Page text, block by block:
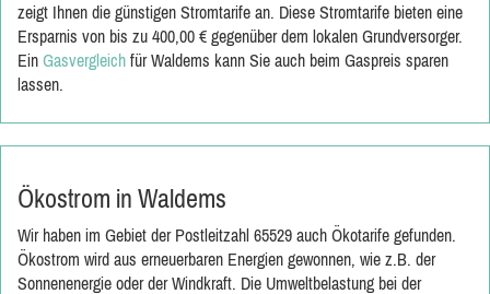
zeigt Ihnen die günstigen Stromtarife an. Diese Stromtarife bieten eine
Ersparnis von bis zu 400,00 € gegenüber dem lokalen Grundversorger.
Ein Gasvergleich für Waldems kann Sie auch beim Gaspreis sparen
lassen.
Ökostrom in Waldems
Wir haben im Gebiet der Postleitzahl 65529 auch Ökotarife gefunden.
Ökostrom wird aus erneuerbaren Energien gewonnen, wie z.B. der
Sonnenenergie oder der Windkraft. Die Umweltbelastung bei der